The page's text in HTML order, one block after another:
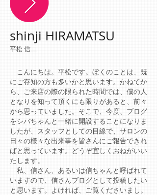
shinji HIRAMATSU
平松 信二
こんにちは。平松です。ぼくのことは、既
にご存知の方も多いかと思います。かねてか
ら、ご来店の際の限られた時間では、僕の人
となりを知って頂くにも限りがあると、前々
から思っていました。そこで、今度、ブログ
をシバちゃんと一緒に開設することになりま
したが、スタッフとしての目線で、サロンの
日々の様々な出来事を皆さんにご報告できれ
ばと思っています。どうぞ宜しくおねがいい
たします。
​ 私、信さん、あるいは信ちゃんと呼ばれて
いますので、信さんブログとして投稿したい
と思います。よければ、ご覧くださいまし。